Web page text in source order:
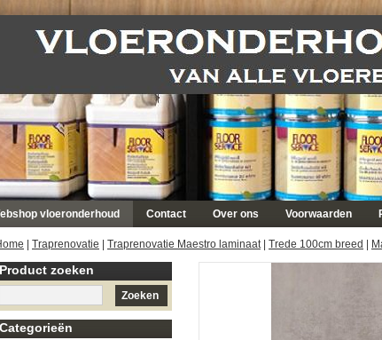
vloeronderhoud Contact Over ons Voorwaarden
Traprenovatie Traprenovatie Maestro laminaat| Trede 100cm breed
Product zoeken
Zoeken
Categorieën